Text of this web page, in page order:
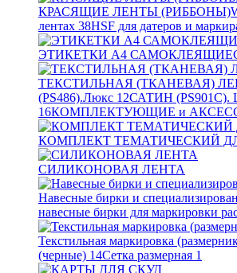
КРАСЯЩИЕ ЛЕНТЫ (РИББОНЫ)
лентах 38HSF для датеров и
ЭТИКЕТКИ А4
ТЕКСТИЛЬНАЯ (ТКАНЕВАЯ)
(PS486).Люкс 12САТИН
16КОМПЛЕКТУЮЩИЕ и
КОМПЛЕКТ ТЕМАТИЧЕСКИЙ
СИЛИКОНОВАЯ ЛЕНТА
Навесные бирки и
навесные бирки для маркировки
Текстильная маркировка
(черные) 14Сетка размерная 1